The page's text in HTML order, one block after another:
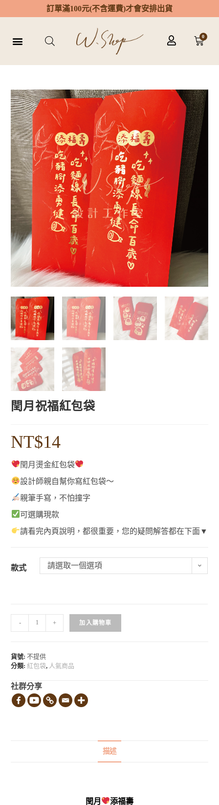
訂單滿100元(不含運費)才會安排出貨
0
閏月祝福紅包袋
NT$14
閏月燙金紅包袋
設計師親自幫你寫紅包袋～
親筆手寫，不怕撞字
可選購現款
請看完內頁說明，都很重要，您的疑問解答都在下面▼
款式 請選取一個選項
- + 加入購物車
貨號:不提供
分類:紅包袋, 人氣商品
社群分享
描述
閏月
添福壽